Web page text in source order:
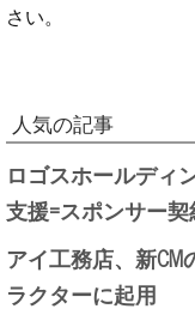
さい。
人気の記事
ロゴスホールディ
支援=スポンサー
アイ工務店、新
ラクターに起用